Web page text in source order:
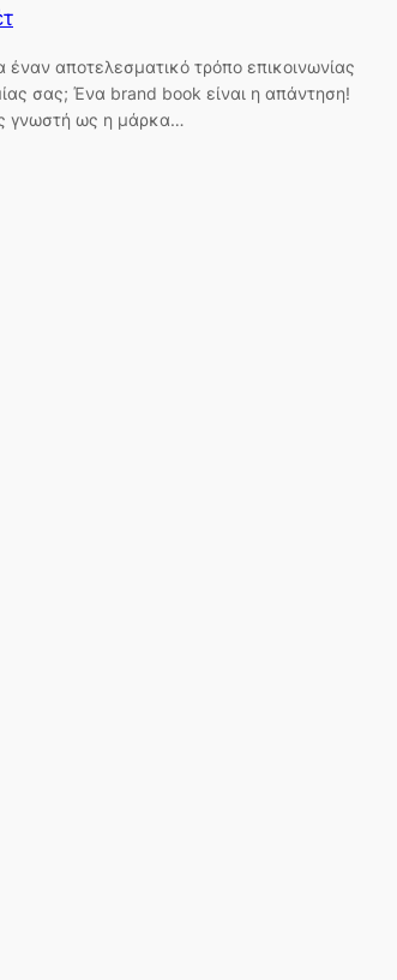
έναν αποτελεσματικό τρόπο επικοινωνίας
σας; Ένα brand book είναι η απάντηση!
γνωστή ως η μάρκα…